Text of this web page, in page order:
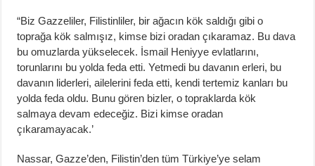
“Biz Gazzeliler, Filistinliler, bir ağacın kök saldığı gibi o
toprağa kök salmışız, kimse bizi oradan çıkaramaz. Bu dava
bu omuzlarda yükselecek. İsmail Heniyye evlatlarını,
torunlarını bu yolda feda etti. Yetmedi bu davanın erleri, bu
davanın liderleri, ailelerini feda etti, kendi tertemiz kanları bu
yolda feda oldu. Bunu gören bizler, o topraklarda kök
salmaya devam edeceğiz. Bizi kimse oradan
çıkaramayacak.’
Nassar, Gazze’den, Filistin’den tüm Türkiye’ye selam